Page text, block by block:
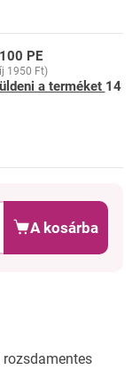
100 PE
1950 Ft)
a terméket 14
A kosárba